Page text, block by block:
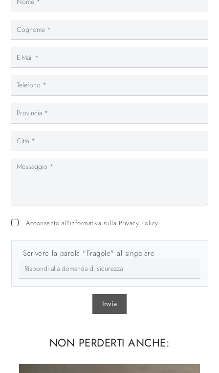
Acconsento all'informativa sulla Privacy Policy
Scrivere la parola "Fragole" al singolare
Invia
NON PERDERTI ANCHE: